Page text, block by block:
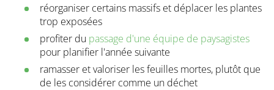
réorganiser certains massifs et déplacer les plantes
trop exposées
profiter du passage d'une équipe de paysagistes
pour planifier l'année suivante
ramasser et valoriser les feuilles mortes, plutôt que
de les considérer comme un déchet